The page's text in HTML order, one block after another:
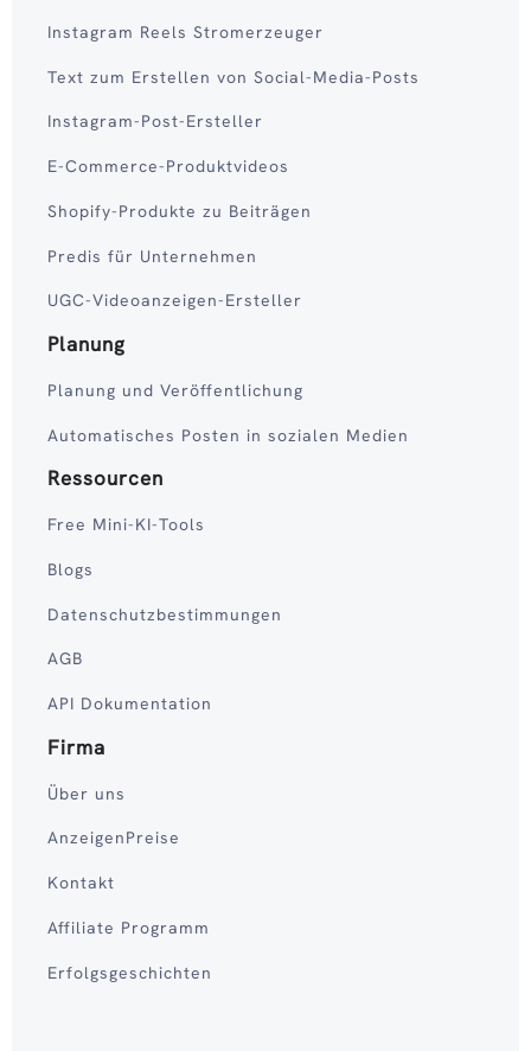
Instagram Reels Stromerzeuger
Text zum Erstellen von Social-Media-Posts
Instagram-Post-Ersteller
E-Commerce-Produktvideos
Shopify-Produkte zu Beiträgen
Predis für Unternehmen
UGC-Videoanzeigen-Ersteller
Planung
Planung und Veröffentlichung
Automatisches Posten in sozialen Medien
Ressourcen
Free Mini-KI-Tools
Blogs
Datenschutzbestimmungen
AGB
API Dokumentation
Firma
Über uns
AnzeigenPreise
Kontakt
Affiliate Programm
Erfolgsgeschichten